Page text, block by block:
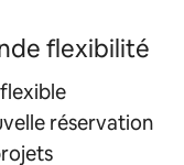
flexibilité
réservation